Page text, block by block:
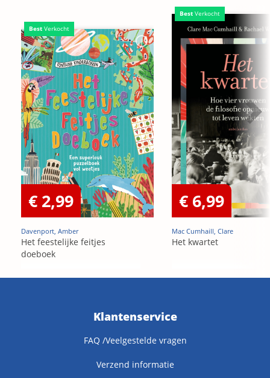
Best Verkocht
€ 2,99
Davenport, Amber
Het feestelijke feitjes
doeboek
Best Verkocht
€ 6,99
Mac Cumhaill, Clare
Het kwartet
Klantenservice
FAQ /Veelgestelde vragen
Verzend informatie